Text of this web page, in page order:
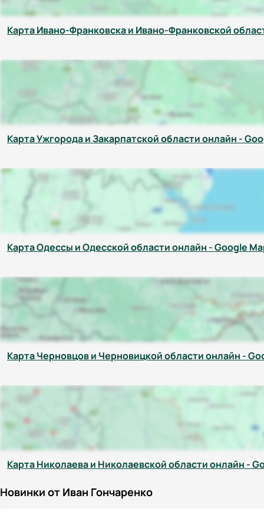
Карта Ивано-Франковска и Ивано-Франковской
Карта Ужгорода и Закарпатской области онлайн -
Карта Одессы и Одесской области онлайн - Google
Карта Черновцов и Черновицкой области онлайн -
Карта Николаева и Николаевской области онлайн -
Новинки от Иван Гончаренко